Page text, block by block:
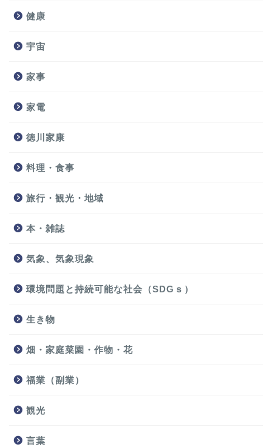
健康
宇宙
家事
家電
徳川家康
料理・食事
旅行・観光・地域
本・雑誌
気象、気象現象
環境問題と持続可能な社会（SDGｓ）
生き物
畑・家庭菜園・作物・花
福業（副業）
観光
言葉